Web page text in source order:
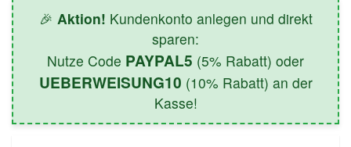
🎉 Aktion! Kundenkonto anlegen und direkt
sparen:
Nutze Code PAYPAL5 (5% Rabatt) oder
UEBERWEISUNG10 (10% Rabatt) an der
Kasse!